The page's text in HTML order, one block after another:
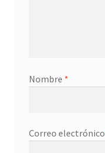
Nombre *
Correo electrónico